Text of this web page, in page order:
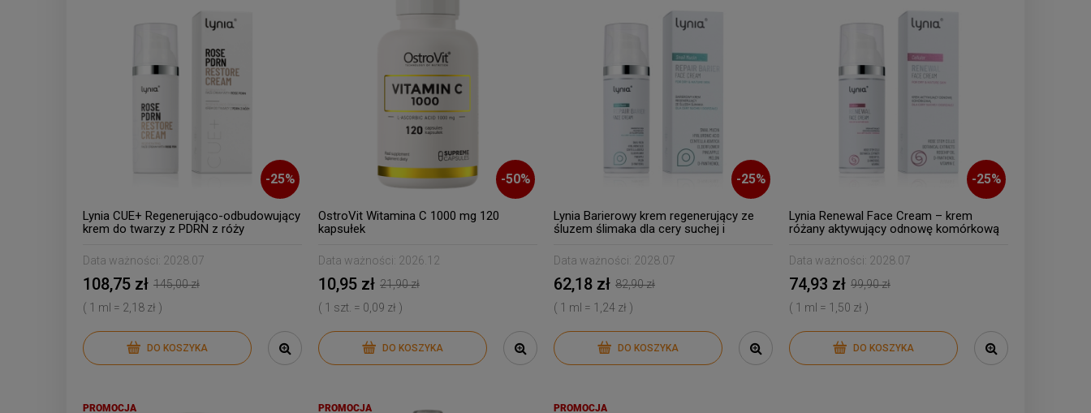
-25%
Lynia CUE+ Regenerująco-odbudowujący
krem do twarzy z PDRN z róży
Data ważności: 2028.07
108,75 zł 145,00 zł
( 1 ml = 2,18 zł )
DO KOSZYKA
-50%
OstroVit Witamina C 1000 mg 120
kapsułek
Data ważności: 2026.12
10,95 zł 21,90 zł
( 1 szt. = 0,09 zł )
DO KOSZYKA
-25%
Lynia Barierowy krem regenerujący ze
śluzem ślimaka dla cery suchej i
Data ważności: 2028.07
62,18 zł 82,90 zł
( 1 ml = 1,24 zł )
DO KOSZYKA
-25%
Lynia Renewal Face Cream – krem
różany aktywujący odnowę komórkową
Data ważności: 2028.07
74,93 zł 99,90 zł
( 1 ml = 1,50 zł )
DO KOSZYKA
PROMOCJA PROMOCJA PROMOCJA